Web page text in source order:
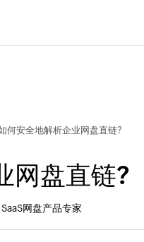
何安全地解析企业网盘直链?
网盘直链?
网盘产品专家